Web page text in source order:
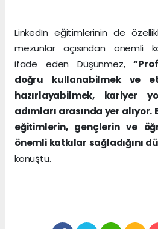
LinkedIn eğitimlerinin de
mezunlar açısından önemli
ifade eden Düşünmez,
doğru kullanabilmek ve
hazırlayabilmek, kariyer
adımları arasında yer
eğitimlerin, gençlerin ve
önemli katkılar sağladığını
konuştu.